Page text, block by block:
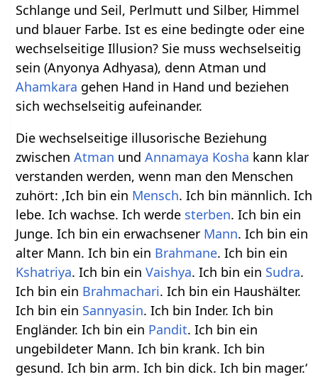
Schlange und Seil, Perlmutt und Silber, Himmel
und blauer Farbe. Ist es eine bedingte oder eine
wechselseitige Illusion? Sie muss wechselseitig
sein (Anyonya Adhyasa), denn Atman und
Ahamkara gehen Hand in Hand und beziehen
sich wechselseitig aufeinander.
Die wechselseitige illusorische Beziehung
zwischenAtman undAnnamaya Kosha kann klar
verstanden werden, wenn man den Menschen
zuhört: ‚Ich bin ein Mensch. Ich bin männlich. Ich
lebe. Ich wachse. Ich werde sterben. Ich bin ein
Junge. Ich bin ein erwachsener Mann. Ich bin ein
alter Mann. Ich bin ein Brahmane. Ich bin ein
Kshatriya. Ich bin einVaishya. Ich bin ein Sudra.
Ich bin ein Brahmachari. Ich bin ein Haushälter.
Ich bin ein Sannyasin. Ich bin Inder. Ich bin
Engländer. Ich bin ein Pandit. Ich bin ein
ungebildeter Mann. Ich bin krank. Ich bin
gesund. Ich bin arm. Ich bin dick. Ich bin mager.‘